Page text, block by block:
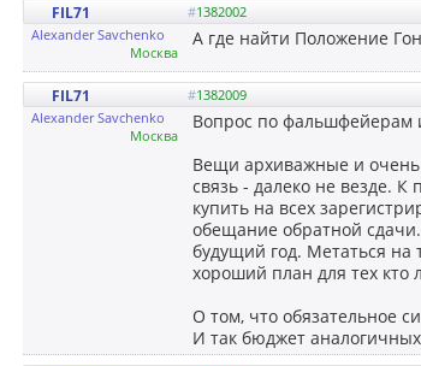
FIL71 #1382002
Alexander Savchenko
Москва
А где найти Положение
FIL71 #1382009
Alexander Savchenko
Москва
Вопрос по
Вещи архиважные и
связь - далеко не везде.
купить на всех
обещание обратной
будущий год. Метаться на
хороший план для тех кто
О том, что обязательное
И так бюджет